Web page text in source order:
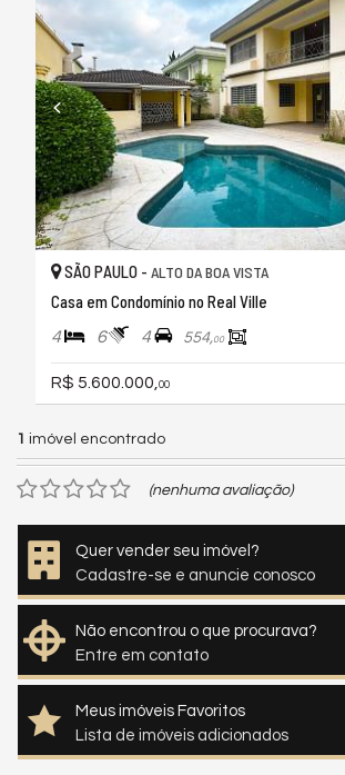
SÃO PAULO - ALTO DA BOA VISTA
Casa em Condomínio no Real Ville
4 6 4 554,00
R$ 5.600.000, 00
1 imóvel encontrado
(nenhuma avaliação)
Quer vender seu imóvel?
Cadastre-se e anuncie conosco
Não encontrou o que procurava?
Entre em contato
Meus imóveis Favoritos
Lista de imóveis adicionados